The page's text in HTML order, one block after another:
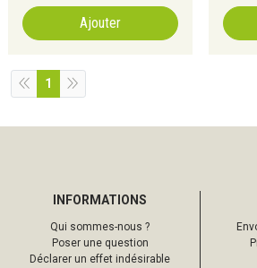
Ajouter
1
INFORMATIONS
Qui sommes-nous ?
Poser une question
Déclarer un effet indésirable